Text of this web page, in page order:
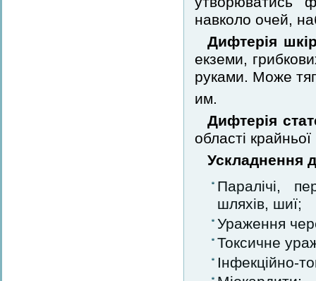
навколо очей,
Дифтерія
екземи,
руками. Може
им.
Дифтерія
області
Ускладнення
Паралічі,
шляхів, шиї;
Ураження
Токсичне
Інфекційно-